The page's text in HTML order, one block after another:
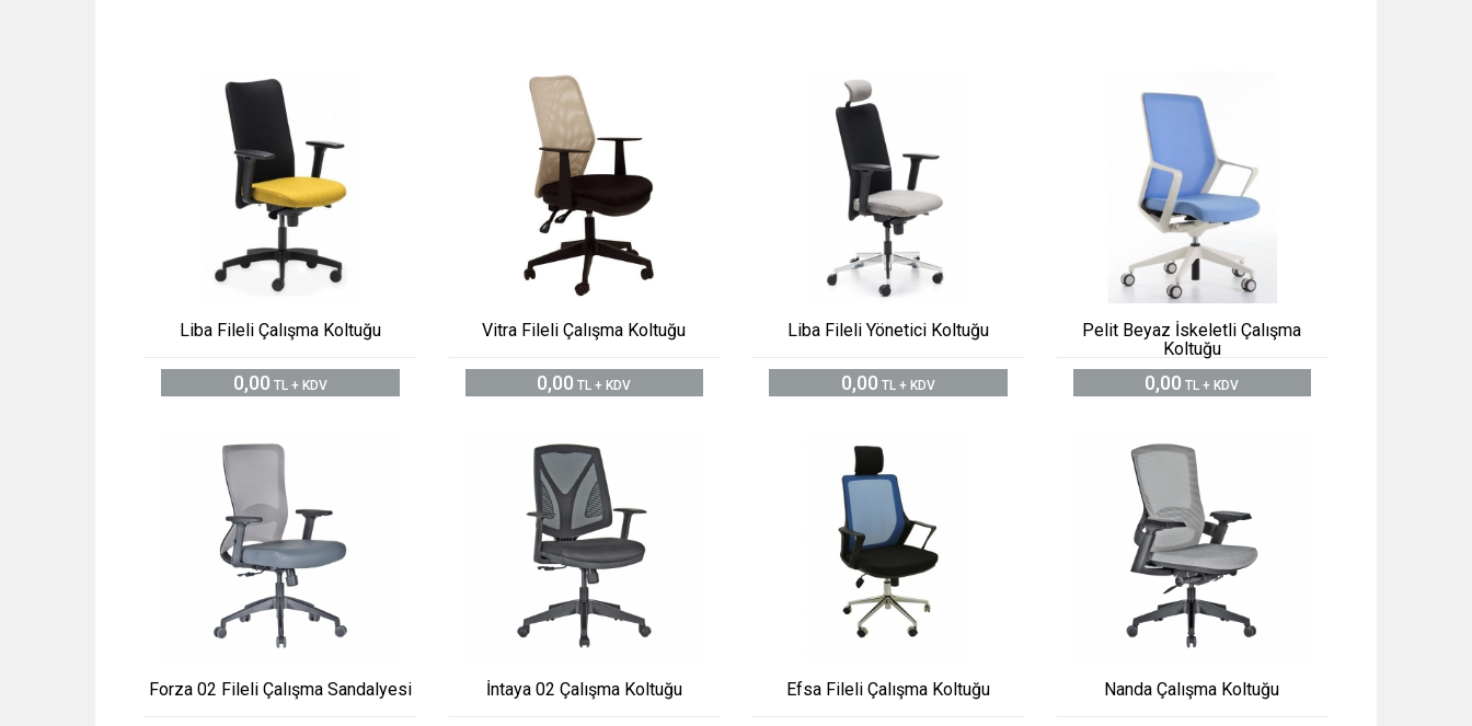
Liba Fileli Çalışma Koltuğu
0,00 TL + KDV
Vitra Fileli Çalışma Koltuğu
0,00 TL + KDV
Liba Fileli Yönetici Koltuğu
0,00 TL + KDV
Pelit Beyaz İskeletli Çalışma
Koltuğu
0,00 TL + KDV
Forza 02 Fileli Çalışma Sandalyesi İntaya 02 Çalışma Koltuğu Efsa Fileli Çalışma Koltuğu Nanda Çalışma Koltuğu